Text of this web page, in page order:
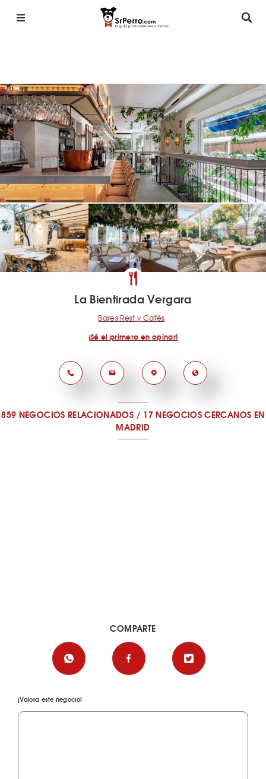
La Bientirada Vergara
Bares Rest y Cafés
¡Sé el primero en opinar!
859 NEGOCIOS RELACIONADOS / 17 NEGOCIOS CERCANOS EN
MADRID
¡Valora este negocio!
COMPARTE